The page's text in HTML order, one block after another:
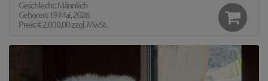
Geschlecht: Männlich
Geboren: 19 Mai, 2026
Preis:€ 2.000,00zzgl. MwSt.